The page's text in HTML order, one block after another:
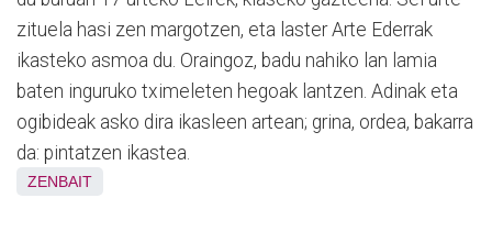
zituela hasi zen margotzen, eta laster Arte Ederrak
ikasteko asmoa du. Oraingoz, badu nahiko lan lamia
baten inguruko tximeleten hegoak lantzen. Adinak eta
ogibideak asko dira ikasleen artean; grina, ordea, bakarra
da: pintatzen ikastea.
ZENBAIT